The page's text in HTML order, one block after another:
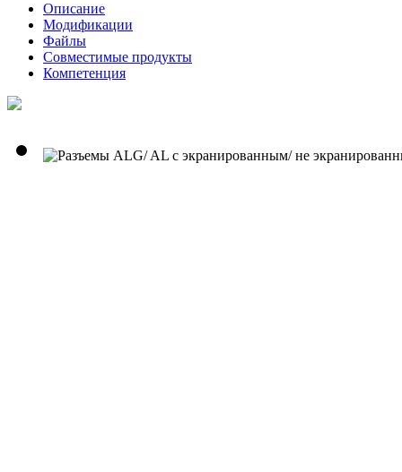
Описание
Модификации
Файлы
Совместимые продукты
Компетенция